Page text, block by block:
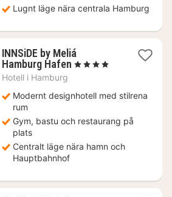
Lugnt läge nära centrala Hamburg
INNSiDE by Meliá
Hamburg Hafen 1
1497
, 4 Stjärnor
Hotell i Hamburg
Modernt designhotell med stilrena
rum
Gym, bastu och restaurang på
plats
Centralt läge nära hamn och
Hauptbahnhof